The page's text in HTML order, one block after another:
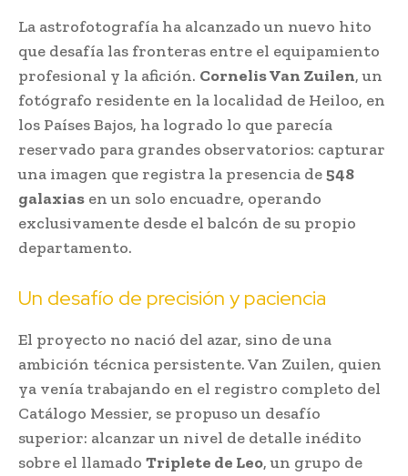
La astrofotografía ha alcanzado un nuevo hito
que desafía las fronteras entre el equipamiento
profesional y la afición. Cornelis Van Zuilen, un
fotógrafo residente en la localidad de Heiloo, en
los Países Bajos, ha logrado lo que parecía
reservado para grandes observatorios: capturar
una imagen que registra la presencia de548
galaxias en un solo encuadre, operando
exclusivamente desde el balcón de su propio
departamento.
Un desafío de precisión y paciencia
El proyecto no nació del azar, sino de una
ambición técnica persistente. Van Zuilen, quien
ya venía trabajando en el registro completo del
Catálogo Messier, se propuso un desafío
superior: alcanzar un nivel de detalle inédito
sobre el llamado Triplete de Leo, un grupo de